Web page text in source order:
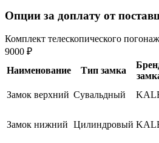
Опции за доплату от
Комплект телескопического
9000 ₽
Наименование
Тип замка
Замок верхний Сувальдный
Замок нижний Цилиндровый